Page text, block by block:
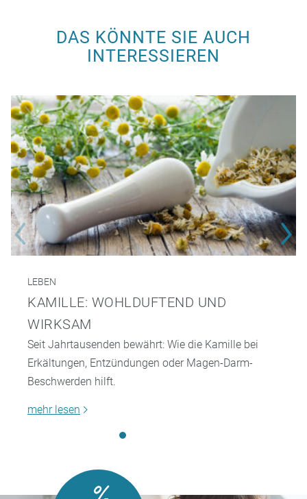
DAS KÖNNTE SIE AUCH
INTERESSIEREN
LEBEN
KAMILLE: WOHLDUFTEND UND
WIRKSAM
Seit Jahrtausenden bewährt: Wie die Kamille bei
Erkältungen, Entzündungen oder Magen-Darm-
Beschwerden hilft.
mehr lesen